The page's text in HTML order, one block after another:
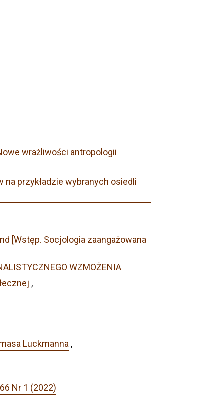
wrażliwości antropologii
przykładzie wybranych osiedli
[Wstęp. Socjologia zaangażowana
WZMOŻENIA
,
Luckmanna ,
Nr 1 (2022)